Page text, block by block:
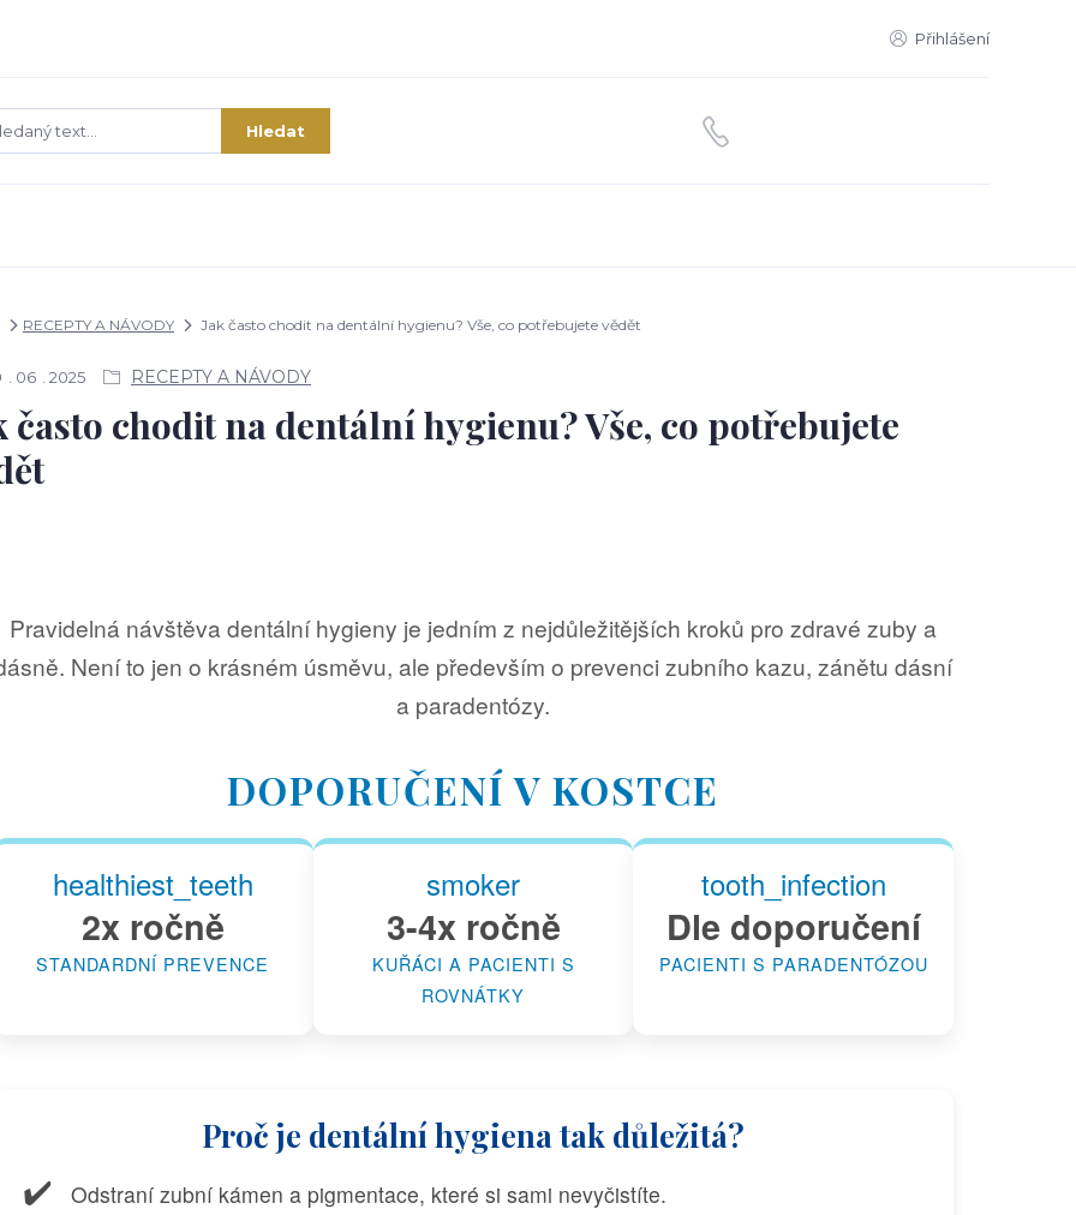
Přihlášení
Hledat
RECEPTY A NÁVODY Jak často chodit na dentální hygienu? Vše, co potřebujete vědět
06 2025 RECEPTY A NÁVODY
často chodit na dentální hygienu? Vše, co potřebujete
Pravidelná návštěva dentální hygieny je jedním z nejdůležitějších kroků pro zdravé zuby a
Není to jen o krásném úsměvu, ale především o prevenci zubního kazu, zánětu dásní
a paradentózy.
DOPORUČENÍ V KOSTCE
healthiest_teeth
2x ročně
STANDARDNÍ PREVENCE
smoker
3-4x ročně
KUŘÁCI A PACIENTI S
ROVNÁTKY
tooth_infection
Dle doporučení
PACIENTI S PARADENTÓZOU
Proč je dentální hygiena tak důležitá?
✔️ Odstraní zubní kámen a pigmentace, které si sami nevyčistíte.